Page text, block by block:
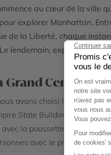
au cœur de la ville
explorer Manhattan.
de la Liberté, chaque
lendemain, explorez
Grand Central
avons choisi le quartier
State Building et du
la poussette. Près de
avec le prestataire